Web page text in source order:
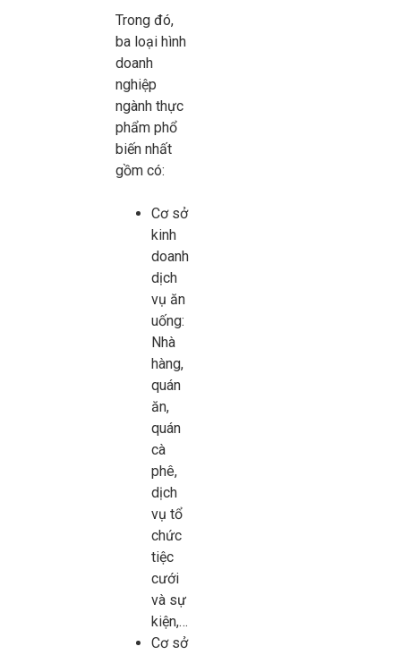
Trong đó,
ba loại hình
doanh
nghiệp
ngành thực
phẩm phổ
biến nhất
gồm có:
Cơ sở
kinh
doanh
dịch
vụ ăn
uống:
Nhà
hàng,
quán
ăn,
quán
cà
phê,
dịch
vụ tổ
chức
tiệc
cưới
và sự
kiện,…
Cơ sở